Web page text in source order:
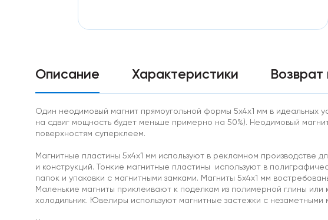
Треугольные
магниты
Прямоугольник
магниты
ферриты
Ферритовые
крепления
Кольцо
Описание Характеристики
Один неодимовый магнит прямоугольной формы 5х4х1 мм в идеальных
на сдвиг мощность будет меньше примерно на 50%). Неодимовый
поверхностям суперклеем.
Магнитные пластины 5х4х1 мм используют в рекламном производстве
и конструкций. Тонкие магнитные пластины используют в
папок и упаковки с магнитными замками. Магниты 5х4х1 мм
Маленькие магниты приклеивают к поделкам из полимерной глины или
холодильник. Ювелиры используют магнитные застежки с незаметными